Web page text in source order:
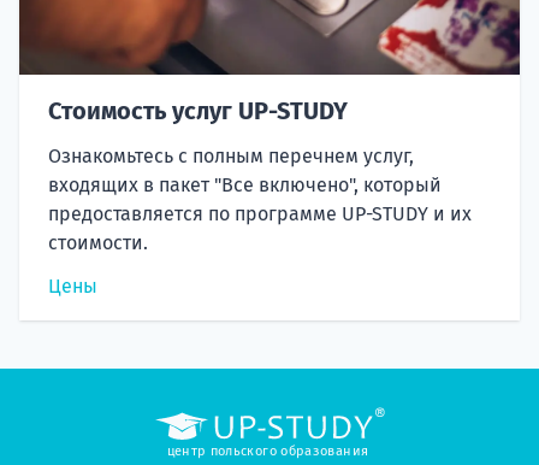
Стоимость услуг UP-STUDY
Ознакомьтесь с полным перечнем услуг,
входящих в пакет "Все включено", который
предоставляется по программе UP-STUDY и их
стоимости.
Цены
центр польского образования